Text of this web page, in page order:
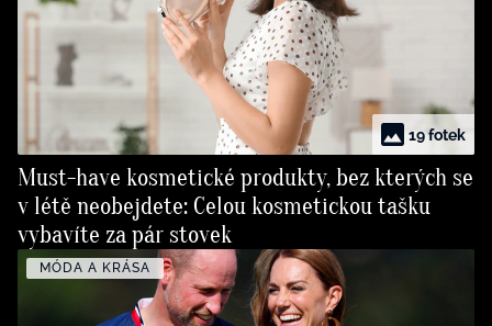
19 fotek
Must-have kosmetické produkty, bez kterých se
v létě neobejdete: Celou kosmetickou tašku
vybavíte za pár stovek
MÓDA A KRÁSA